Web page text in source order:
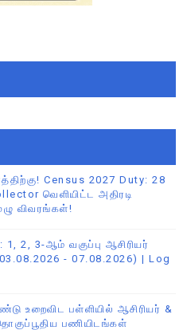
Census 2027 Duty: 28
வெளியிட்ட அதிரடி
விவரங்கள்!
2, 3-ஆம் வகுப்பு ஆசிரியர்
- 07.08.2026) | Log
உறைவிட பள்ளியில் ஆசிரியர் &
பணியிடங்கள்